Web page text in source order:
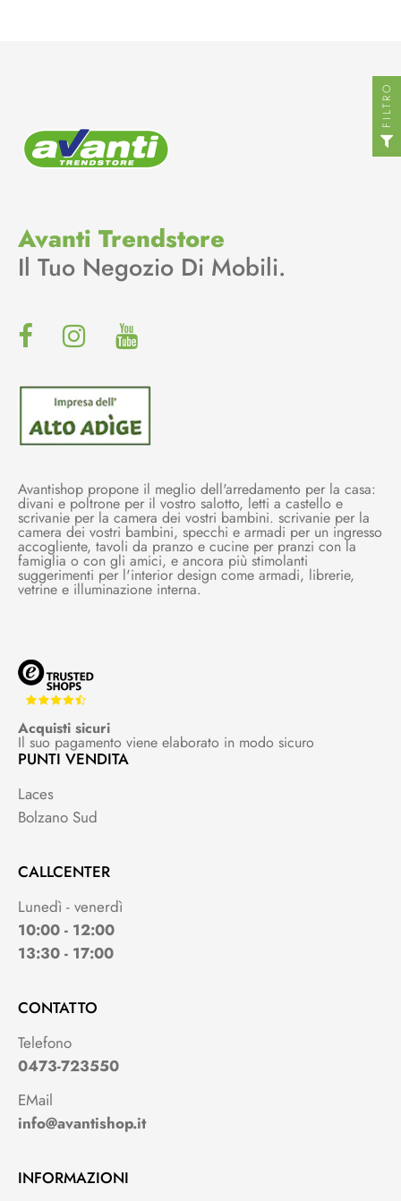
Avanti Trendstore
Il Tuo Negozio Di Mobili.
Avantishop propone il meglio dell'arredamento per la casa:
divani e poltrone per il vostro salotto, letti a castello e
scrivanie per la camera dei vostri bambini. scrivanie per la
camera dei vostri bambini, specchi e armadi per un ingresso
accogliente, tavoli da pranzo e cucine per pranzi con la
famiglia o con gli amici, e ancora più stimolanti
suggerimenti per l'interior design come armadi, librerie,
vetrine e illuminazione interna.
Acquisti sicuri
Il suo pagamento viene elaborato in modo sicuro
PUNTI VENDITA
Laces
Bolzano Sud
CALLCENTER
Lunedì - venerdì
10:00 - 12:00
13:30 - 17:00
CONTATTO
Telefono
0473-723550
EMail
info@avantishop.it
INFORMAZIONI
FILTRO